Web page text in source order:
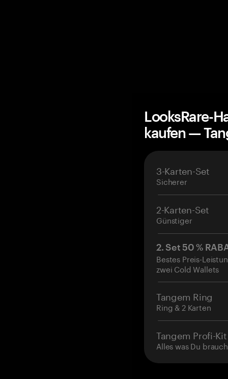
LooksRare-
kaufen —
3-Karten-Set
Sicherer
2-Karten-Set
Günstiger
2. Set 50 %
Bestes Preis-
zwei Cold Wallets
Tangem Ring
Ring & 2 Karten
Tangem Profi-Kit
Alles was Du